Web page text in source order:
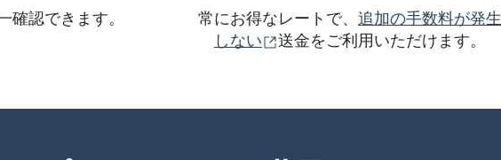
確認できます。 常にお得なレートで、 追加の手数料が発生
しない
（別ウィンドウで開きます）
送金をご利用いただけます。